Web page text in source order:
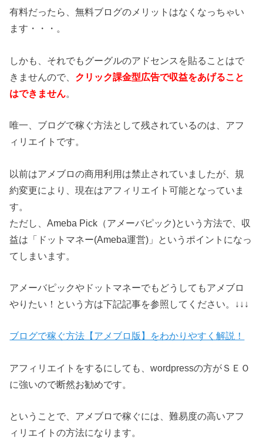
有料だったら、無料ブログのメリットはなくなっちゃい
ます・・・。
しかも、それでもグーグルのアドセンスを貼ることはで
きませんので、 クリック課金型広告で収益をあげること
はできません。
唯一、ブログで稼ぐ方法として残されているのは、アフ
ィリエイトです。
以前はアメブロの商用利用は禁止されていましたが、規
約変更により、現在はアフィリエイト可能となっていま
す。
ただし、Ameba Pick（アメーバピック)という方法で、収
益は「ドットマネー(Ameba運営)」というポイントになっ
てしまいます。
アメーバピックやドットマネーでもどうしてもアメブロ
やりたい！という方は下記記事を参照してください。↓↓↓
ブログで稼ぐ方法【アメブロ版】をわかりやすく解説！
アフィリエイトをするにしても、wordpressの方がＳＥＯ
に強いので断然お勧めです。
ということで、アメブロで稼ぐには、難易度の高いアフ
ィリエイトの方法になります。